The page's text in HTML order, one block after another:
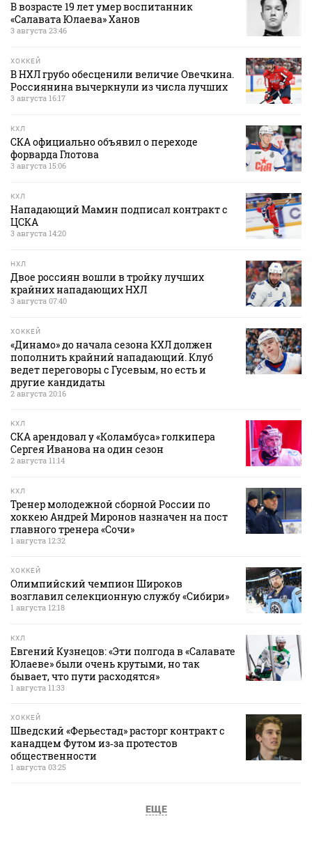
В возрасте 19 лет умер воспитанник
«Салавата Юлаева» Ханов
3 августа 23:46
ХОККЕЙ
В НХЛ грубо обесценили величие Овечкина.
Россиянина вычеркнули из числа лучших
3 августа 16:17
КХЛ
СКА официально объявил о переходе
форварда Глотова
3 августа 15:06
КХЛ
Нападающий Мамин подписал контракт с
ЦСКА
3 августа 14:20
НХЛ
Двое россиян вошли в тройку лучших
крайних нападающих НХЛ
3 августа 07:40
ХОККЕЙ
«Динамо» до начала сезона КХЛ должен
пополнить крайний нападающий. Клуб
ведет переговоры с Гусевым, но есть и
другие кандидаты
2 августа 20:16
КХЛ
СКА арендовал у «Коламбуса» голкипера
Сергея Иванова на один сезон
2 августа 11:14
КХЛ
Тренер молодежной сборной России по
хоккею Андрей Миронов назначен на пост
главного тренера «Сочи»
1 августа 12:32
ХОККЕЙ
Олимпийский чемпион Широков
возглавил селекционную службу «Сибири»
1 августа 12:18
КХЛ
Евгений Кузнецов: «Эти полгода в «Салавате
Юлаеве» были очень крутыми, но так
бывает, что пути расходятся»
1 августа 11:33
ХОККЕЙ
Шведский «Ферьестад» расторг контракт с
канадцем Футом из‑за протестов
общественности
1 августа 03:25
ЕЩЕ